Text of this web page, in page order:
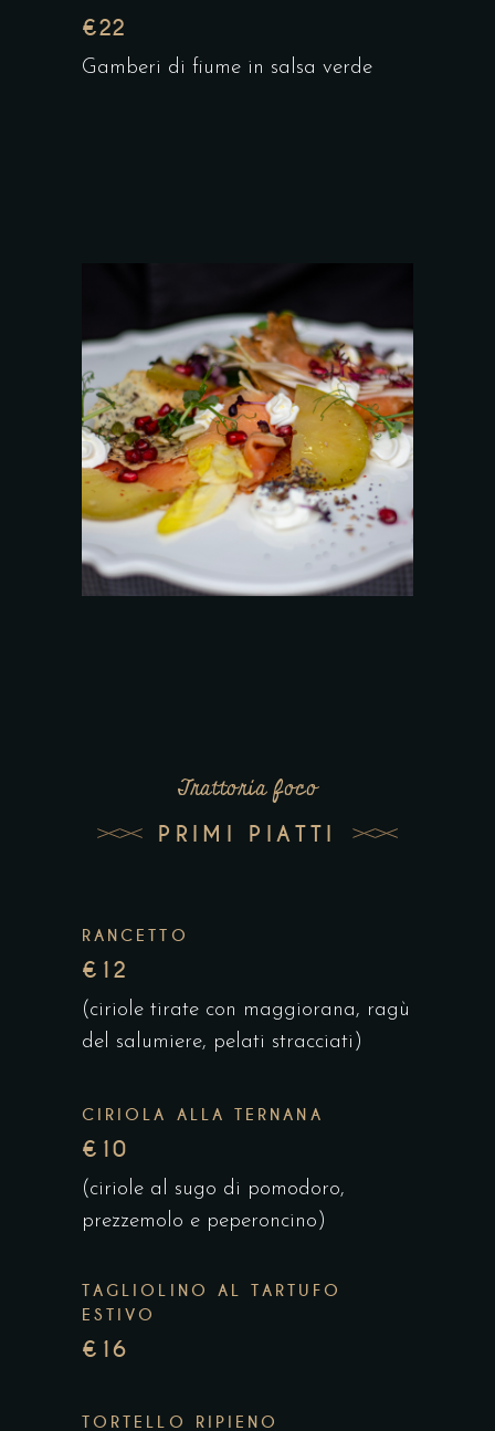
€22
Gamberi di fiume in salsa verde
Trattoria foco
PRIMI PIATTI
RANCETTO
€12
(ciriole tirate con maggiorana, ragù
del salumiere, pelati stracciati)
CIRIOLA ALLA TERNANA
€10
(ciriole al sugo di pomodoro,
prezzemolo e peperoncino)
TAGLIOLINO AL TARTUFO
ESTIVO
€16
TORTELLO RIPIENO